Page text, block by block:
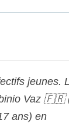
jeunes.
Vaz 🇫🇷
ans) en